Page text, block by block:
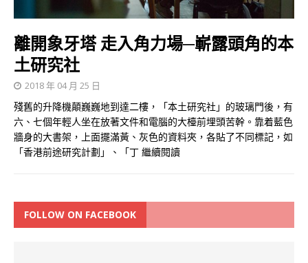
離開象牙塔 走入角力場─嶄露頭角的本
土研究社
2018 年 04 月 25 日
殘舊的升降機顛巍巍地到達二樓，「本土研究社」的玻璃門後，有
六、七個年輕人坐在放著文件和電腦的大檯前埋頭苦幹。靠着藍色
牆身的大書架，上面擺滿黃、灰色的資料夾，各貼了不同標記，如
「香港前途研究計劃」、「丁 繼續閱讀
FOLLOW ON FACEBOOK